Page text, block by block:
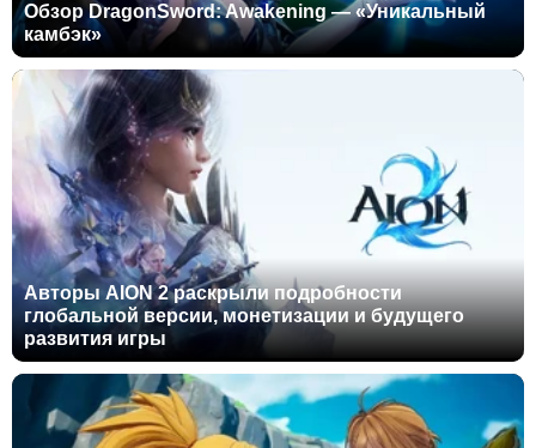
Обзор DragonSword: Awakening — «Уникальный
камбэк»
Авторы AION 2 раскрыли подробности
глобальной версии, монетизации и будущего
развития игры